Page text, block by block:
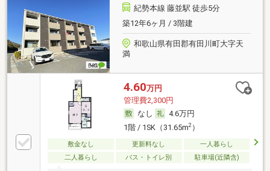
紀勢本線 藤並駅 徒歩5分
築12年6ヶ月 / 3階建
和歌山県有田郡有田川町大字天
満
4.60万円
管理費2,300円
なし
4.6万円
1階 / 1SK（31.65m2）
敷金なし 更新料なし
一人暮らし
二人暮らし
バス・トイレ別 駐車場(近隣含)